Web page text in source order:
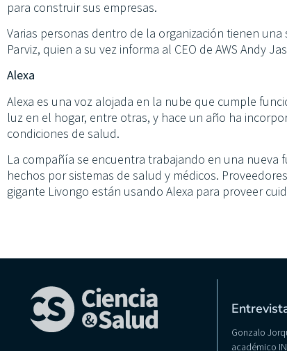
para construir sus empresas.
Varias personas dentro de la organización tienen
Parviz, quien a su vez informa al CEO de AWS Andy
Alexa
Alexa es una voz alojada en la nube que cumple
luz en el hogar, entre otras, y hace un año ha
condiciones de salud.
La compañía se encuentra trabajando en una nueva
hechos por sistemas de salud y médicos.
gigante Livongo están usando Alexa para proveer
Gonzalo
académico